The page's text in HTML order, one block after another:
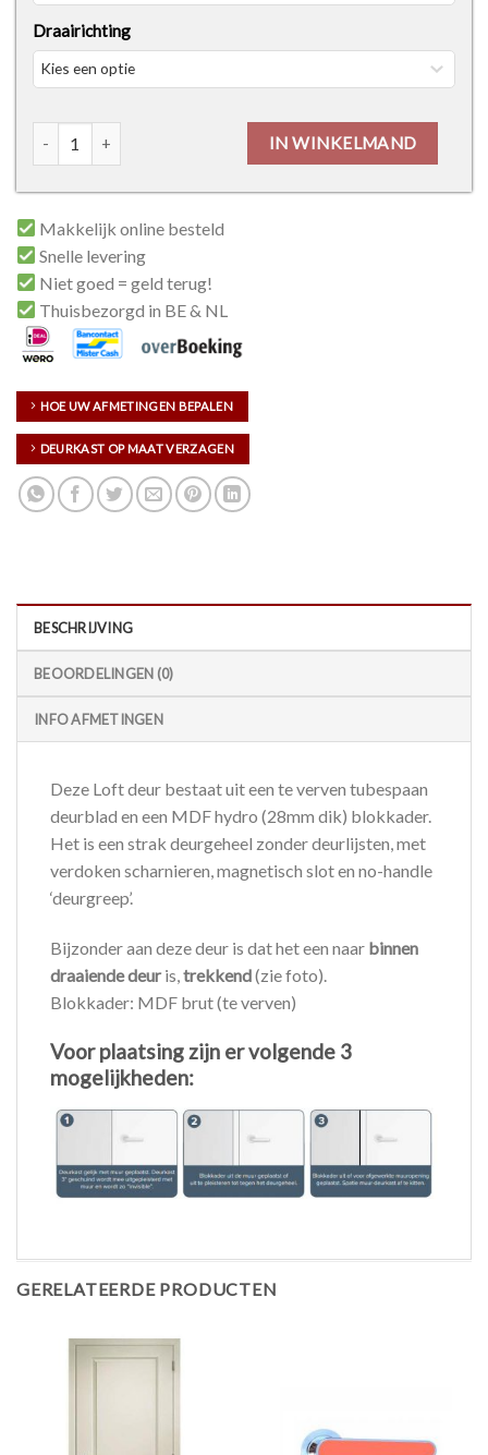
Draairichting
IN WINKELMAND
Loft deur NO HANDLE - Te verven aantal
Makkelijk online besteld
Snelle levering
Niet goed = geld terug!
Thuisbezorgd in BE & NL
HOE UW AFMETINGEN BEPALEN
DEURKAST OP MAAT VERZAGEN
BESCHRIJVING
BEOORDELINGEN (0)
INFO AFMETINGEN
Deze Loft deur bestaat uit een te verven tubespaan
deurblad en een MDF hydro (28mm dik) blokkader.
Het is een strak deurgeheel zonder deurlijsten, met
verdoken scharnieren, magnetisch slot en no-handle
‘deurgreep’.
Bijzonder aan deze deur is dat het een naar binnen
draaiende deur is,trekkend(zie foto).
Blokkader: MDF brut (te verven)
Voor plaatsing zijn er volgende 3
mogelijkheden:
GERELATEERDE PRODUCTEN